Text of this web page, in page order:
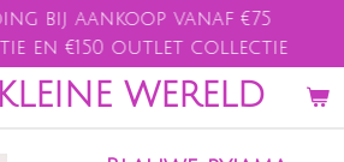
WERELD
bij aankoop vanaf €75
en €150 outlet collectie